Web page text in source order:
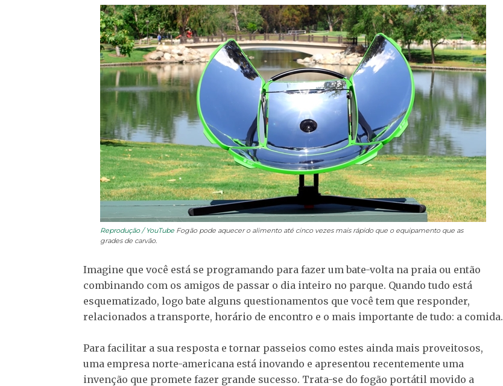
Reprodução / YouTube Fogão pode aquecer o alimento até cinco vezes mais rápido que o equipamento que as
grades de carvão.
Imagine que você está se programando para fazer um bate-volta na praia ou então
combinando com os amigos de passar o dia inteiro no parque. Quando tudo está
esquematizado, logo bate alguns questionamentos que você tem que responder,
relacionados a transporte, horário de encontro e o mais importante de tudo: a comida.
Para facilitar a sua resposta e tornar passeios como estes ainda mais proveitosos,
uma empresa norte-americana está inovando e apresentou recentemente uma
invenção que promete fazer grande sucesso. Trata-se do fogão portátil movido a